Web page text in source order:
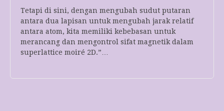
Tetapi di sini, dengan mengubah sudut putaran
antara dua lapisan untuk mengubah jarak relatif
antara atom, kita memiliki kebebasan untuk
merancang dan mengontrol sifat magnetik dalam
superlattice moiré 2D.”…